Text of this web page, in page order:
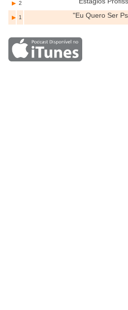
▶ 2
▶ 1 "Eu Quero Ser